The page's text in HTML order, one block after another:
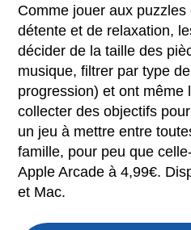
Comme jouer aux
détente et de relaxation,
décider de la taille des
musique, filtrer par type
progression) et ont même
collecter des objectifs
un jeu à mettre entre
famille, pour peu que
Apple Arcade à 4,99€.
et Mac.